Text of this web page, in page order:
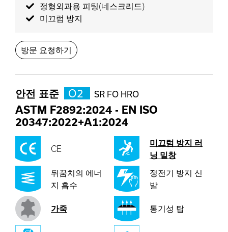
정형외과용 피팅(네스크리드)
미끄럼 방지
방문 요청하기
안전 표준 O2 SR FO HRO
ASTM F2892:2024 - EN ISO
20347:2022+A1:2024
CE
미끄럼 방지 러
닝 밑창
뒤꿈치의 에너
지 흡수
정전기 방지 신
발
가죽 통기성 탑